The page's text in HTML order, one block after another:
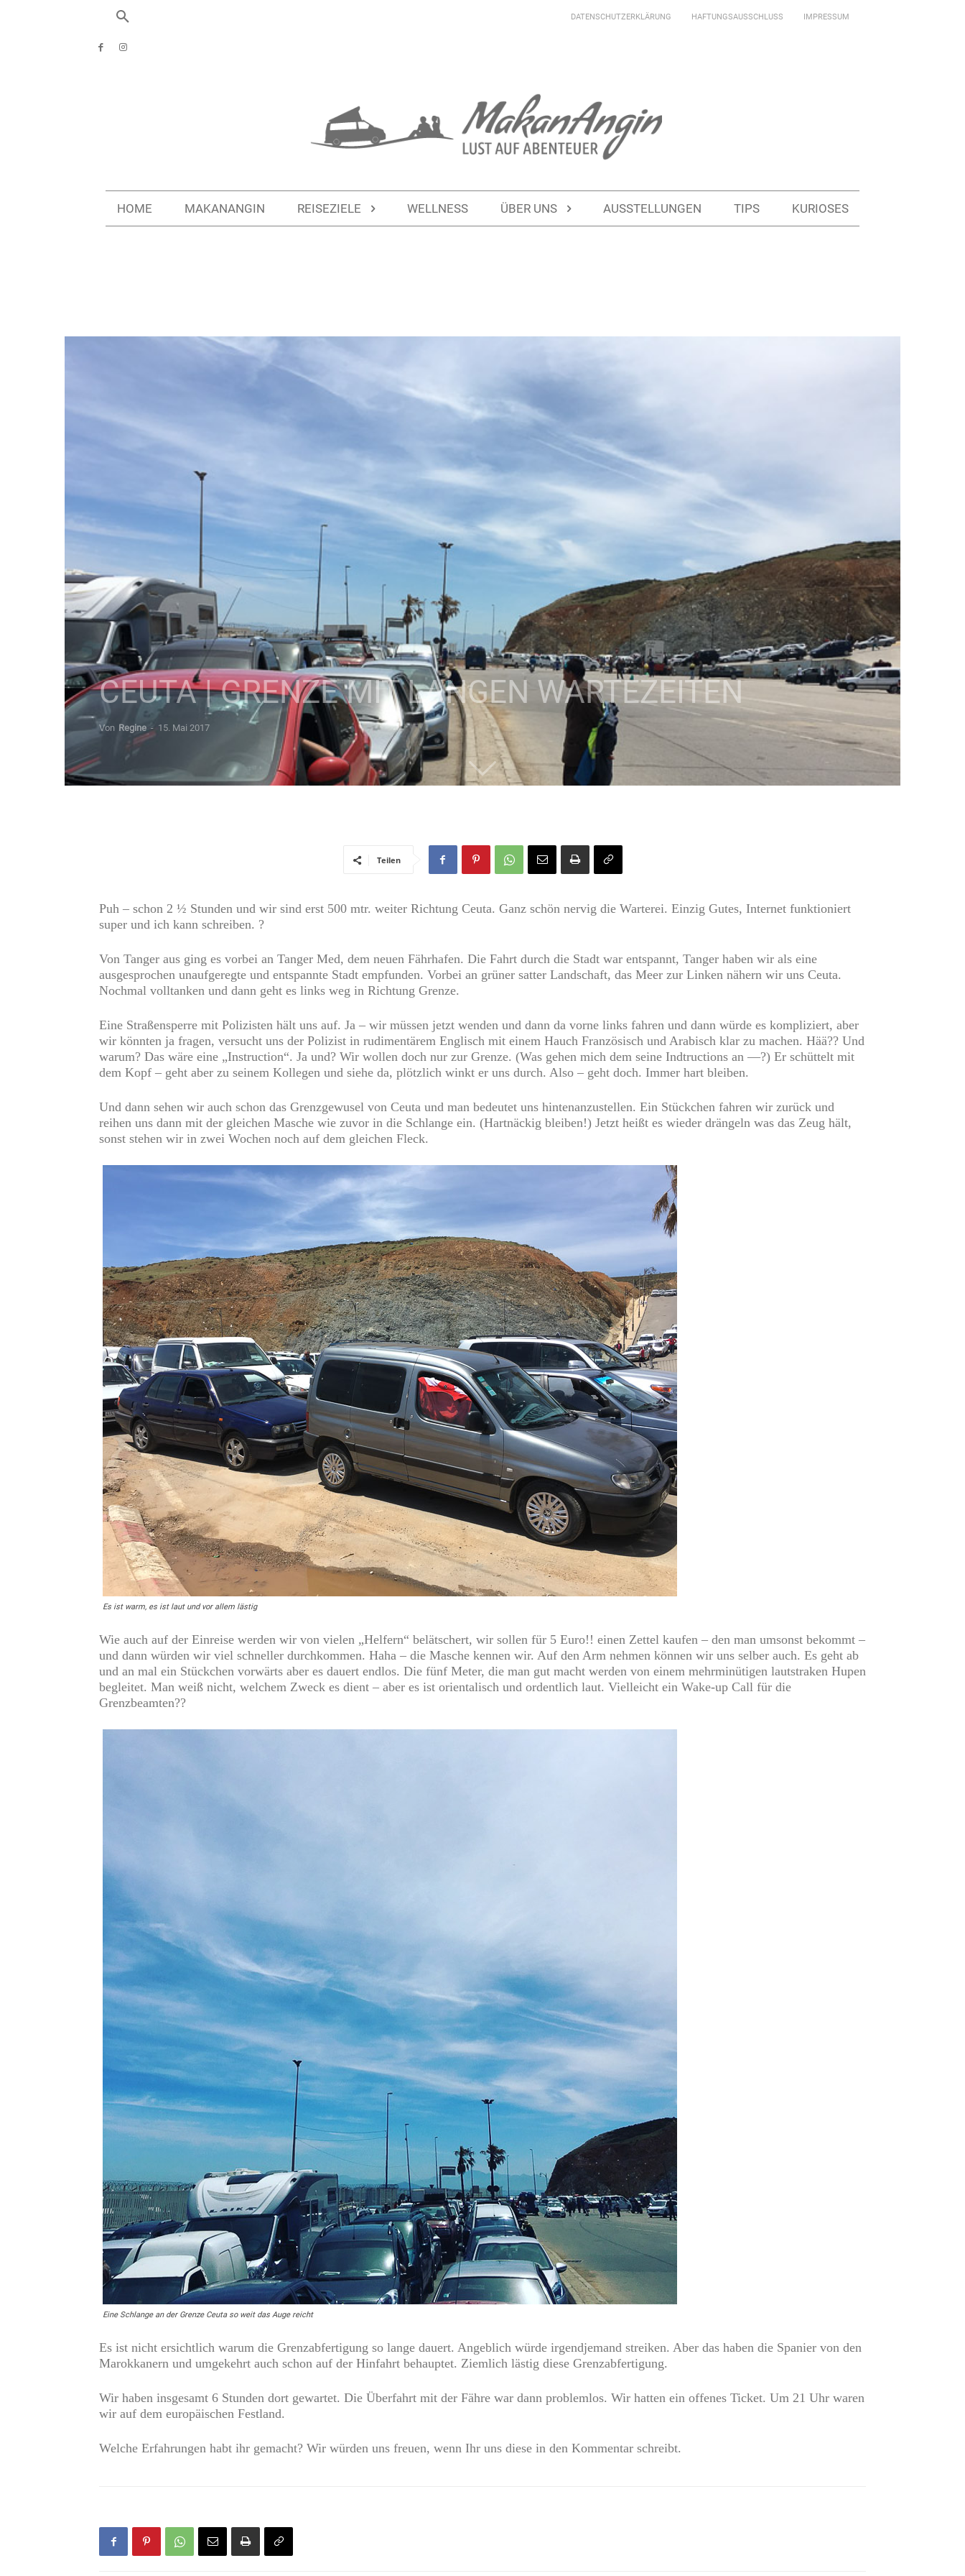
DATENSCHUTZERKLÄRUNG HAFTUNGSAUSSCHLUSS IMPRESSUM
HOME MAKANANGIN REISEZIELE WELLNESS ÜBER UNS AUSSTELLUNGEN TIPS KURIOSES
CEUTA | GRENZE MIT LANGEN WARTEZEITEN
Von Regine - 15. Mai 2017
Teilen
Puh – schon 2 ½ Stunden und wir sind erst 500 mtr. weiter Richtung Ceuta. Ganz schön nervig die Warterei. Einzig Gutes, Internet funktioniert
super und ich kann schreiben. ?
Von Tanger aus ging es vorbei an Tanger Med, dem neuen Fährhafen. Die Fahrt durch die Stadt war entspannt, Tanger haben wir als eine
ausgesprochen unaufgeregte und entspannte Stadt empfunden. Vorbei an grüner satter Landschaft, das Meer zur Linken nähern wir uns Ceuta.
Nochmal volltanken und dann geht es links weg in Richtung Grenze.
Eine Straßensperre mit Polizisten hält uns auf. Ja – wir müssen jetzt wenden und dann da vorne links fahren und dann würde es kompliziert, aber
wir könnten ja fragen, versucht uns der Polizist in rudimentärem Englisch mit einem Hauch Französisch und Arabisch klar zu machen. Hää?? Und
warum? Das wäre eine „Instruction“. Ja und? Wir wollen doch nur zur Grenze. (Was gehen mich dem seine Indtructions an —?) Er schüttelt mit
dem Kopf – geht aber zu seinem Kollegen und siehe da, plötzlich winkt er uns durch. Also – geht doch. Immer hart bleiben.
Und dann sehen wir auch schon das Grenzgewusel von Ceuta und man bedeutet uns hintenanzustellen. Ein Stückchen fahren wir zurück und
reihen uns dann mit der gleichen Masche wie zuvor in die Schlange ein. (Hartnäckig bleiben!) Jetzt heißt es wieder drängeln was das Zeug hält,
sonst stehen wir in zwei Wochen noch auf dem gleichen Fleck.
Es ist warm, es ist laut und vor allem lästig
Wie auch auf der Einreise werden wir von vielen „Helfern“ belätschert, wir sollen für 5 Euro!! einen Zettel kaufen – den man umsonst bekommt –
und dann würden wir viel schneller durchkommen. Haha – die Masche kennen wir. Auf den Arm nehmen können wir uns selber auch. Es geht ab
und an mal ein Stückchen vorwärts aber es dauert endlos. Die fünf Meter, die man gut macht werden von einem mehrminütigen lautstraken Hupen
begleitet. Man weiß nicht, welchem Zweck es dient – aber es ist orientalisch und ordentlich laut. Vielleicht ein Wake-up Call für die
Grenzbeamten??
Eine Schlange an der Grenze Ceuta so weit das Auge reicht
Es ist nicht ersichtlich warum die Grenzabfertigung so lange dauert. Angeblich würde irgendjemand streiken. Aber das haben die Spanier von den
Marokkanern und umgekehrt auch schon auf der Hinfahrt behauptet. Ziemlich lästig diese Grenzabfertigung.
Wir haben insgesamt 6 Stunden dort gewartet. Die Überfahrt mit der Fähre war dann problemlos. Wir hatten ein offenes Ticket. Um 21 Uhr waren
wir auf dem europäischen Festland.
Welche Erfahrungen habt ihr gemacht? Wir würden uns freuen, wenn Ihr uns diese in den Kommentar schreibt.